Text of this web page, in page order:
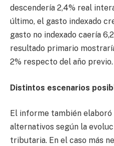
descendería 2,4% real
último, el gasto indexado
gasto no indexado caería
resultado primario
2% respecto del año previo.
Distintos escenarios
El informe también
alternativos según la
tributaria. En el caso más